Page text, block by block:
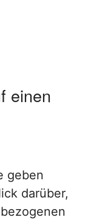
einen
geben
darüber,